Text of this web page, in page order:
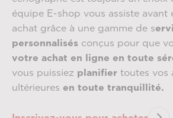
équipe E-shop vous assiste avant
achat grâce à une gamme de s
personnalisés conçus pour que
votre achat en ligne en toute
vous puissiez planifier toutes vos
ultérieures en toute tranquillité.